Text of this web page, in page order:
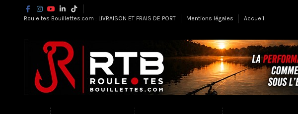
Roule tes Bouillettes.com : LIVRAISON ET FRAIS DE PORT Mentions légales Accueil